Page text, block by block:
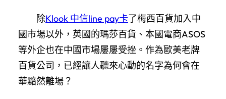
除Klook 中信line pay卡了梅西百貨加入中
國市場以外，英國的瑪莎百貨、本國電商ASOS
等外企也在中國市場屢屢受挫。作為歐美老牌
百貨公司，已經讓人聽來心動的名字為何會在
華黯然離場？